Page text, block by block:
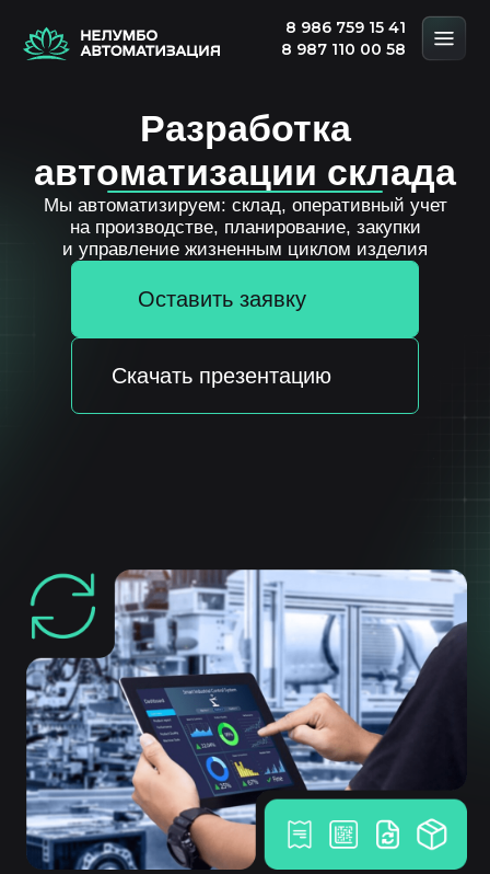
8 986 759 15 41
8 987 110 00 58
автоматизации склада
Мы автоматизируем: склад, оперативный учет
на производстве, планирование, закупки
и управление жизненным циклом изделия
Оставить заявку
Расширяя границы возможного